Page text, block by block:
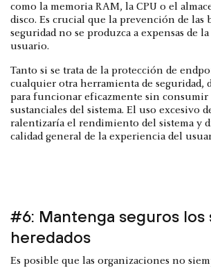
como la memoria RAM, la CPU o el
disco. Es crucial que la prevención de las
seguridad no se produzca a expensas de
usuario.
Tanto si se trata de la protección de
cualquier otra herramienta de seguridad,
para funcionar eficazmente sin consumir
sustanciales del sistema. El uso excesivo
ralentizaría el rendimiento del sistema y
calidad general de la experiencia del
#6: Mantenga seguros los
heredados
Es posible que las organizaciones no